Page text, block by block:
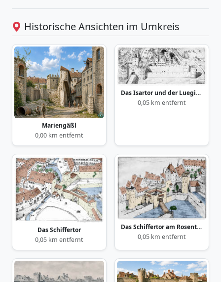
Historische Ansichten im Umkreis
Mariengäßl
0,00 km entfernt
Das Isartor und der Lueginsland
0,05 km entfernt
Das Schiffertor
0,05 km entfernt
Das Schiffertor am Rosental (Außenseite)
0,05 km entfernt